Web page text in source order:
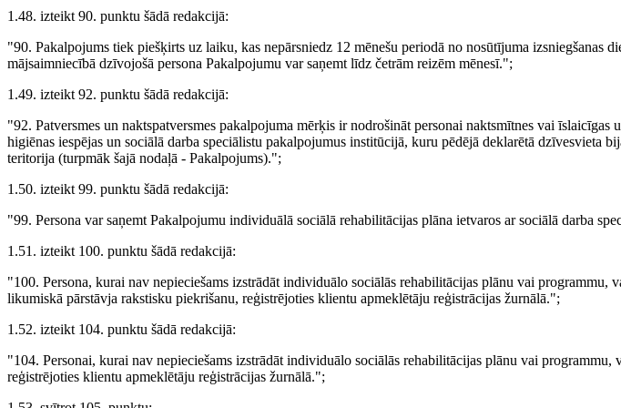
1.48. izteikt 90. punktu šādā redakcijā:
"90. Pakalpojums tiek piešķirts uz laiku, kas nepārsniedz 12 mēnešu periodā no nosūtījuma izsniegšanas
mājsaimniecībā dzīvojošā persona Pakalpojumu var saņemt līdz četrām reizēm mēnesī.";
1.49. izteikt 92. punktu šādā redakcijā:
"92. Patversmes un naktspatversmes pakalpojuma mērķis ir nodrošināt personai naktsmītnes vai īslaicīgas
higiēnas iespējas un sociālā darba speciālistu pakalpojumus institūcijā, kuru pēdējā deklarētā dzīvesvieta
teritorija (turpmāk šajā nodaļā - Pakalpojums).";
1.50. izteikt 99. punktu šādā redakcijā:
"99. Persona var saņemt Pakalpojumu individuālā sociālā rehabilitācijas plāna ietvaros ar sociālā darba
1.51. izteikt 100. punktu šādā redakcijā:
"100. Persona, kurai nav nepieciešams izstrādāt individuālo sociālās rehabilitācijas plānu vai programmu,
likumiskā pārstāvja rakstisku piekrišanu, reģistrējoties klientu apmeklētāju reģistrācijas žurnālā.";
1.52. izteikt 104. punktu šādā redakcijā:
"104. Personai, kurai nav nepieciešams izstrādāt individuālo sociālās rehabilitācijas plānu vai programmu,
reģistrējoties klientu apmeklētāju reģistrācijas žurnālā.";